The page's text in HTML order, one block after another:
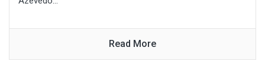
Read More